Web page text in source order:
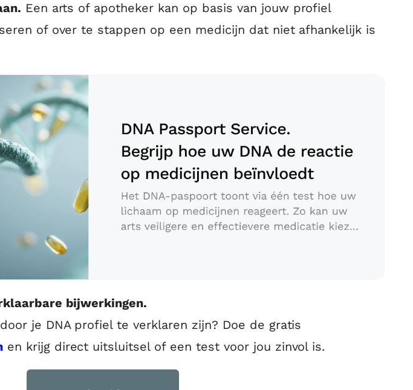
Een arts of apotheker kan op basis van jouw profiel
of over te stappen op een medicijn dat niet afhankelijk is
bijwerkingen.
je DNA profiel te verklaren zijn? Doe de gratis
en krijg direct uitsluitsel of een test voor jou zinvol is.